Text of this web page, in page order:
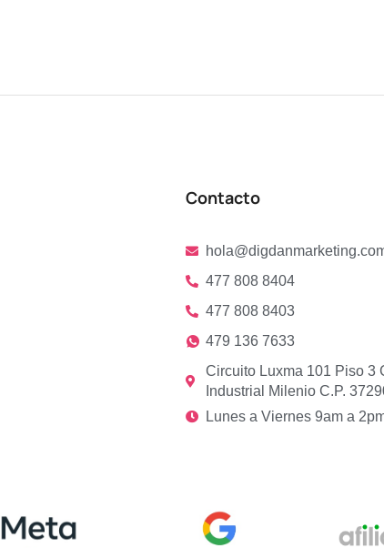
Contacto
477 808 8404
477 808 8403
479 136 7633
Circuito Luxma 101 Piso 3
Industrial Milenio C.P.
Lunes a Viernes 9am a